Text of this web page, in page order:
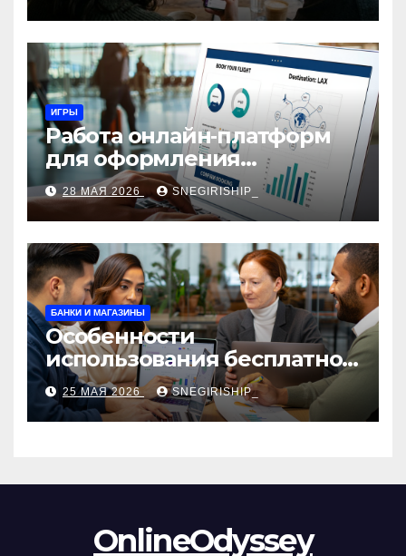
ИГРЫ
Работа онлайн‑платформ
для оформления
авиабилетов: алгоритмы,
сборы и безопасность
28 МАЯ 2026 SNEGIRISHIP_
БАНКИ И МАГАЗИНЫ
Особенности
использования бесплатной
версии программ для
автоматизации и
управления предприятием
25 МАЯ 2026 SNEGIRISHIP_
OnlineOdyssey